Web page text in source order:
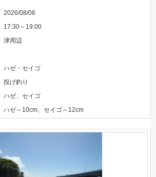
2026/08/06
17:30～19:00
津周辺
ハゼ・セイゴ
投げ釣り
ハゼ、セイゴ
ハゼ～10cm、セイゴ～12cm